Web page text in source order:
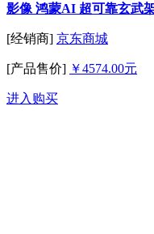
影像 鸿蒙AI 超可靠玄武
[经销商] 京东商城
[产品售价] ￥4574.00元
进入购买